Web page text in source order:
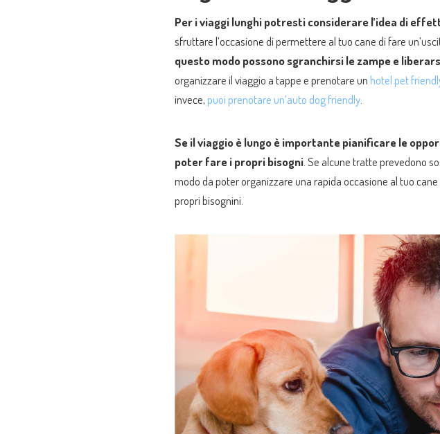
Per i viaggi lunghi potresti considerare l’idea di
sfruttare l’occasione di permettere al tuo cane di fare
questo modo possono sgranchirsi le zampe e
organizzare il viaggio a tappe e prenotare un hotel pet
invece, puoi prenotare un’auto dog friendly.
Se il viaggio è lungo è importante pianificare le
poter fare i propri bisogni. Se alcune tratte prevedono
modo da poter organizzare una rapida occasione al tuo
propri bisognini.